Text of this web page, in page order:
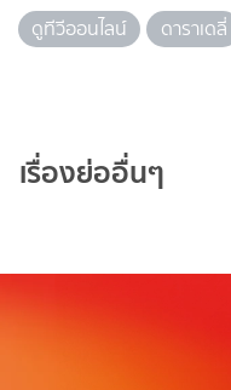
ดูทีวีออนไลน์
ดาราเดลี่
เรื่องย่ออื่นๆ